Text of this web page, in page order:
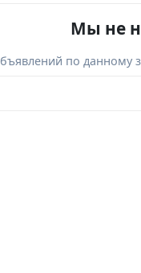
Мы не
по данному